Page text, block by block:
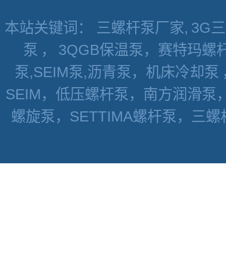
本站关键词： 三螺杆泵厂家, 3G
泵 ，
3QGB保温泵，赛特玛螺
泵,SEIM泵,沥青泵，机床冷却泵
SEIM，低压螺杆泵，南方润滑泵
螺旋泵，SETTIMA螺杆泵，三